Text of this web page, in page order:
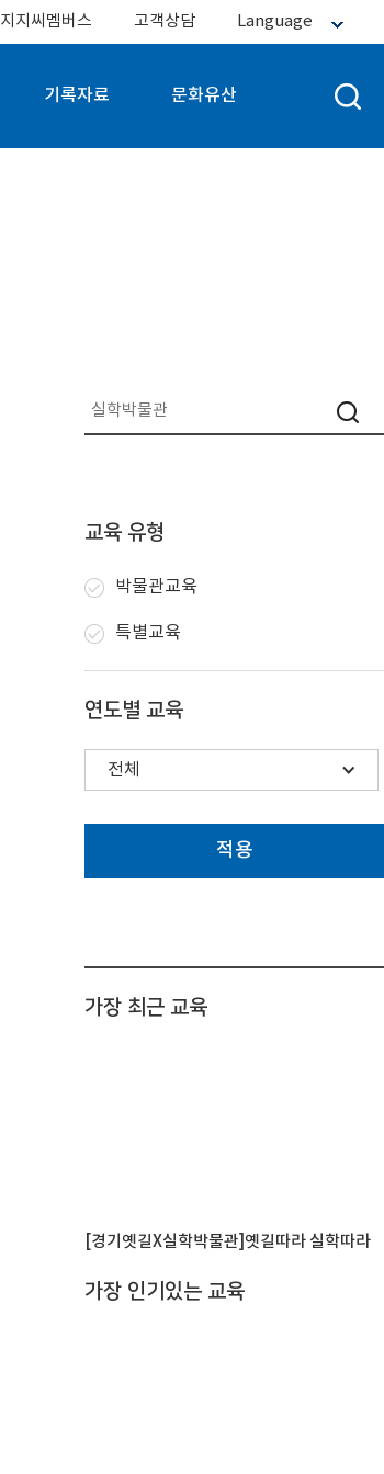
지지씨멤버스 고객상담 Language
기록자료 문화유산
교육 유형
박물관교육
특별교육
연도별 교육
적용
가장 최근 교육
[경기옛길X실학박물관]옛길따라 실학따라
가장 인기있는 교육